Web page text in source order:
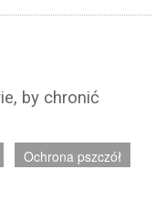
by chronić
Ochrona pszczół